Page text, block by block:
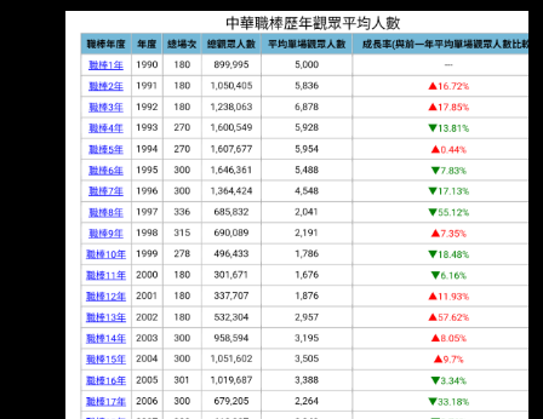
均破了三千 但今年目前還是下滑2%，而且平日
票房就是差 甚至假日還要靠活動日才有辦法滿
場 中職今年目前滿場也8場而已 -- --